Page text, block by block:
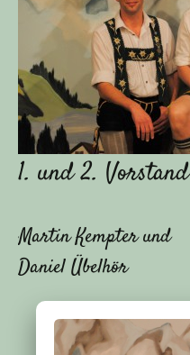
1. und 2. Vorstand
Martin Kempter und
Daniel Übelhör